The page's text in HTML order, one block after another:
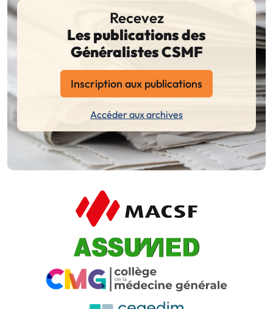
Recevez
Les publications des
Généralistes CSMF
Inscription aux publications
Accéder aux archives